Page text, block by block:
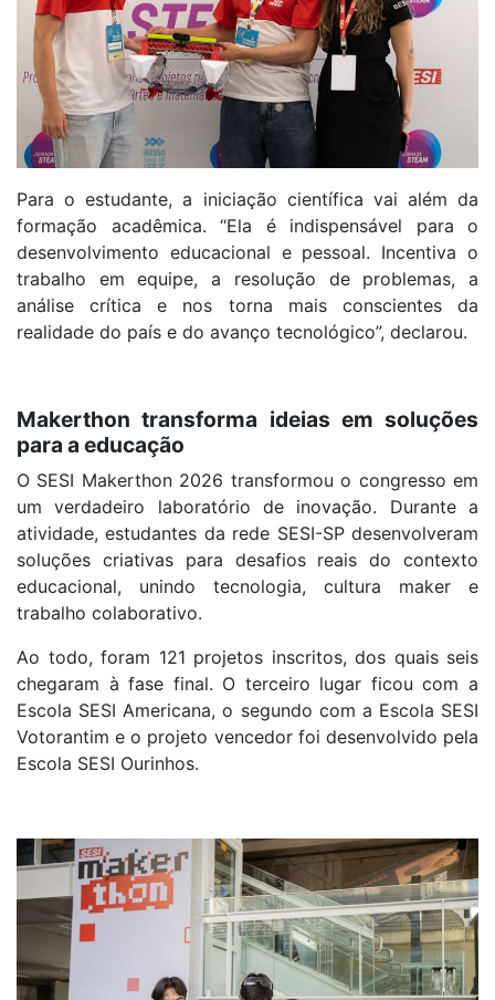
Para o estudante, a iniciação científica vai além da
formação acadêmica. “Ela é indispensável para o
desenvolvimento educacional e pessoal. Incentiva o
trabalho em equipe, a resolução de problemas, a
análise crítica e nos torna mais conscientes da
realidade do país e do avanço tecnológico”, declarou.
Makerthon transforma ideias em soluções
para a educação
O SESI Makerthon 2026 transformou o congresso em
um verdadeiro laboratório de inovação. Durante a
atividade, estudantes da rede SESI-SP desenvolveram
soluções criativas para desafios reais do contexto
educacional, unindo tecnologia, cultura maker e
trabalho colaborativo.
Ao todo, foram 121 projetos inscritos, dos quais seis
chegaram à fase final. O terceiro lugar ficou com a
Escola SESI Americana, o segundo com a Escola SESI
Votorantim e o projeto vencedor foi desenvolvido pela
Escola SESI Ourinhos.